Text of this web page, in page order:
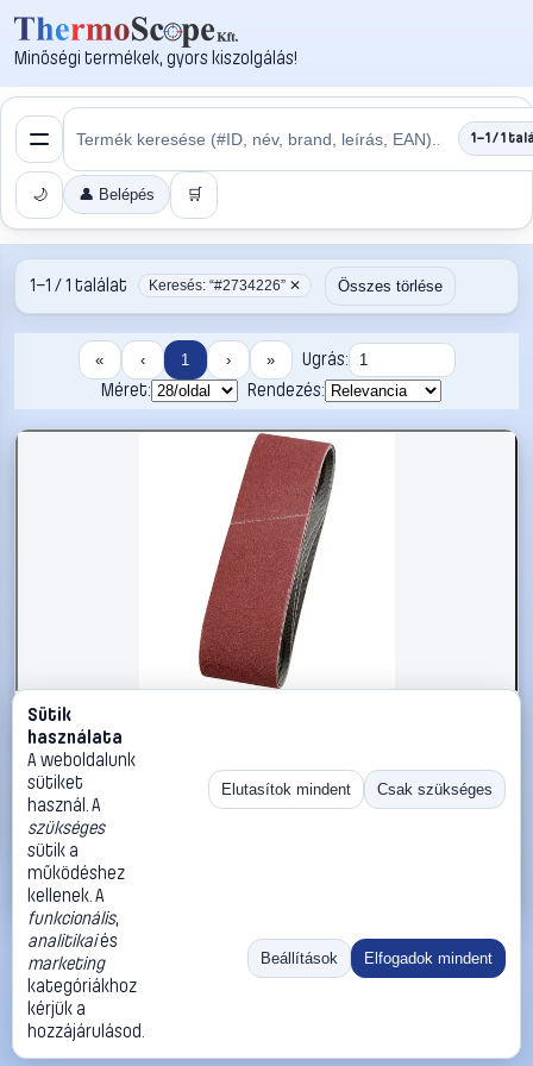
Minőségi termékek, gyors kiszolgálás!
1–1 / 1
🌙 👤 Belépés 🛒
1–1 / 1 találat Keresés: “#2734226” ✕ Összes törlése
« ‹ 1 › »
Ugrás:
Méret:
Rendezés:
#2734226
kwb L-PATH 200KA-ELS-FS 910710 Csiszolószalag készlet
Szemcsézet 100 (H x Sz) 303 mm x 40 mm 3 db
kwb Csiszolópapír
3 890 Ft
Kosárba
«
Ugrás:
Méret:
Rendezés:
©2026
ThermoScope
ÁSZF
Cégbemutató
Sütik
használata
A weboldalunk
sütiket
használ. A
szükséges
sütik a
működéshez
kellenek. A
funkcionális,
analitikaiés
marketing
kategóriákhoz
kérjük a
hozzájárulásod.
Elutasítok mindent Csak szükséges
Beállítások Elfogadok mindent